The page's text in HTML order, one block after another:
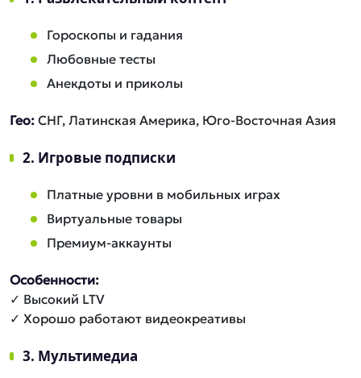
Гороскопы и гадания
Любовные тесты
Анекдоты и приколы
Гео: СНГ, Латинская Америка, Юго-Восточная Азия
2. Игровые подписки
Платные уровни в мобильных играх
Виртуальные товары
Премиум-аккаунты
Особенности:
✓ Высокий LTV
✓ Хорошо работают видеокреативы
3. Мультимедиа